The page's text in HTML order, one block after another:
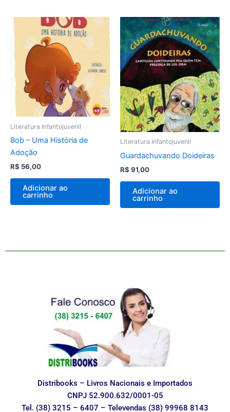
Literatura Infantojuvenil
Bob – Uma História de
Adoção
R$ 56,00
Adicionar ao
carrinho
Literatura Infantojuvenil
Guardachuvando Doideiras
R$ 91,00
Adicionar ao
carrinho
Distribooks – Livros Nacionais e Importados
CNPJ 52.900.632/0001-05
Tel. (38) 3215 – 6407 – Televendas (38) 99968 8143